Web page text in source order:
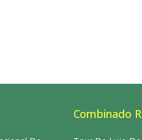
Combinado